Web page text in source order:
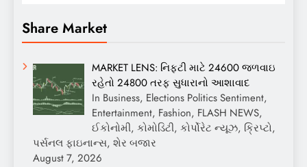
Share Market
MARKET LENS: નિફ્ટી માટે 24600 જળવાઇ
રહેતો 24800 તરફ સુધારાનો આશાવાદ
In Business, Elections Politics Sentiment,
Entertainment, Fashion, FLASH NEWS,
ઈકોનોમી, કોમોડિટી, કોર્પોરેટ ન્યૂઝ, ક્રિપ્ટો,
પર્સનલ ફાઇનાન્સ, શેર બજાર
August 7, 2026